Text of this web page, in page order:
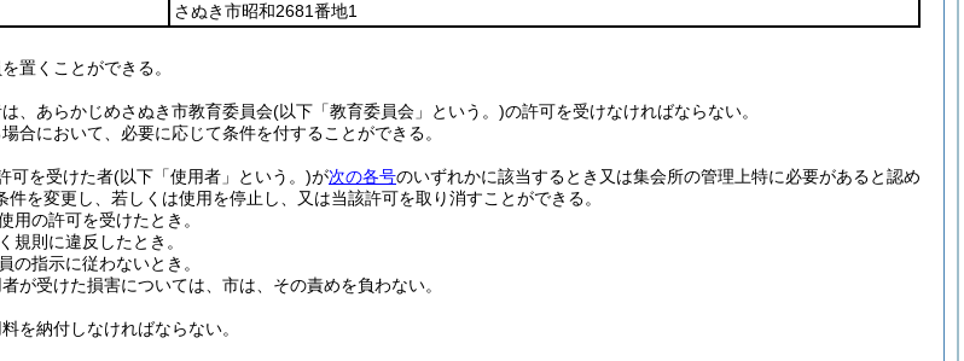
さぬき市昭和2681番地1
置くことができる。
、あらかじめさぬき市教育委員会(以下「教育委員会」という。)の許可を受けなければならない。
合において、必要に応じて条件を付することができる。
可を受けた者(以下「使用者」という。)が次の各号のいずれかに該当するとき又は集会所の管理上特に必要があると認め
を変更し、若しくは使用を停止し、又は当該許可を取り消すことができる。
用の許可を受けたとき。
規則に違反したとき。
の指示に従わないとき。
が受けた損害については、市は、その責めを負わない。
を納付しなければならない。